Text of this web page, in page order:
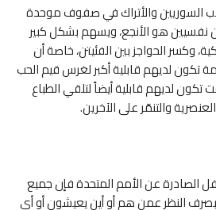
السوريين والأتراك في صفوف موحدة
هو الأنجع، ويسهم بشكل كبير
وكسر الحواجز بين الفئيتن، خاصة أن
تكون لديهم قابلية أكبر لغرس قيم الحب
لديهم قابلية أيضاً لتلقي الطباع
والتنمّر على الآخرين.
الصادرة عن الأمم المتحدة فإن جميع
النظر عمن هم أو أين يعيشون أو أي